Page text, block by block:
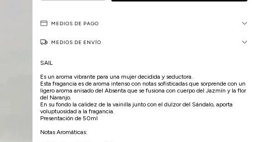
MEDIOS DE PAGO
MEDIOS DE ENVÍO
SAIL
Es un aroma vibrante para una mujer decidida y seductora.
Esta fragancia es de aroma intenso con notas sofisticadas que sorprende con un
ligero aroma anisado del Absenta que se fusiona con cuerpo del Jazmín y la flor
del Naranjo.
En su fondo la calidez de la vainilla junto con el dulzor del Sándalo, aporta
voluptuosidad a la fragancia.
Presentación de 50ml
Notas Aromáticas: